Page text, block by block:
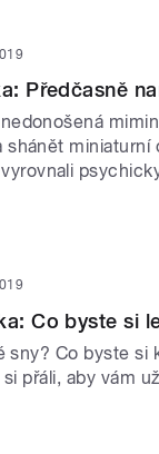
Předčasně
shánět miniaturní
Co byste si
sny? Co byste
přáli, aby vám